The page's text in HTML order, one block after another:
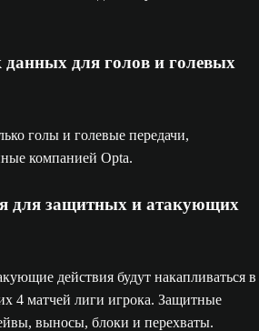
для голов и голевых
голы и голевые передачи,
компанией Opta.
для защитных и атакующих
действия будут накапливаться в
4 матчей лиги игрока. Защитные
выносы, блоки и перехваты.